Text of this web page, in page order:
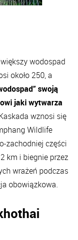
wodospad
około 250, a
swoją
jaki wytwarza
wznosi się
Wildlife
zachodniej części
km i biegnie przez
wrażeń podczas
obowiązkowa.